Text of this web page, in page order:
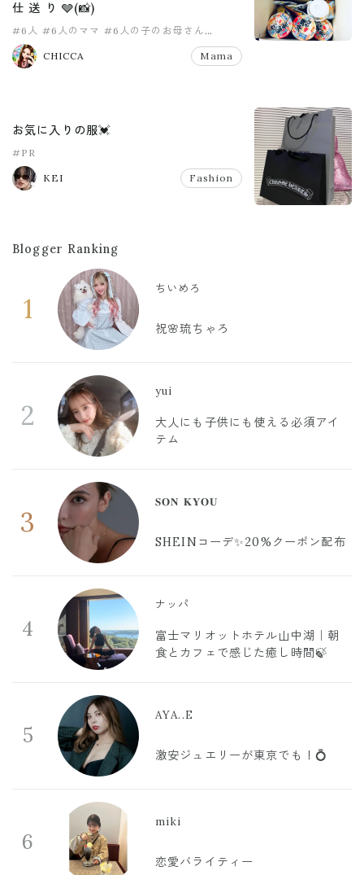
仕 送 り 🩶(📸)
#6人 #6人のママ #6人の子のお母さん
#8人家族
CHICCA
Mama
お気に入りの服💓
#PR
KEI Fashion
Blogger Ranking
1
ちいめろ
祝🌸琉ちゃろ
2
yui
大人にも子供にも使える必須アイ
テム
3
𝐒𝐎𝐍 𝐊𝐘𝐎𝐔
SHEINコーデ✨20%クーポン配布
4
ナッパ
富士マリオットホテル山中湖｜朝
食とカフェで感じた癒し時間🍃
5
AYA..E
激安ジュエリーが東京でも！💍
6
miki
恋愛バライティー